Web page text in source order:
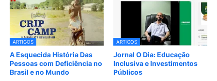
ARTIGOS
A Esquecida História Das
Pessoas com Deficiência no
Brasil e no Mundo
ARTIGOS
Jornal O Dia: Educação
Inclusiva e Investimentos
Públicos